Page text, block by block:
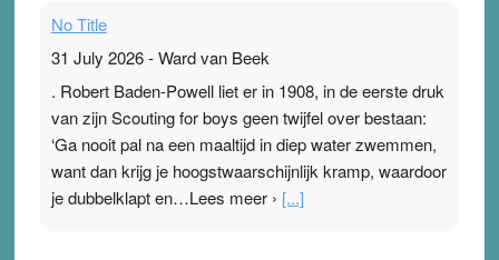
No Title
31 July 2026-Ward van Beek
. Robert Baden-Powell liet er in 1908, in de eerste druk
van zijn Scouting for boys geen twijfel over bestaan:
‘Ga nooit pal na een maaltijd in diep water zwemmen,
want dan krijg je hoogstwaarschijnlijk kramp, waardoor
je dubbelklapt en…Lees meer › [...]